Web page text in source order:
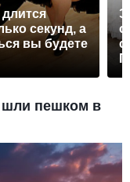
длится
секунд, а
вы будете
шли пешком в